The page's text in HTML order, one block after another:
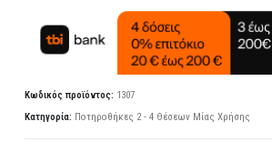
Κωδικός προϊόντος: 1307
Κατηγορία: Ποτηροθήκες 2 - 4 Θέσεων Μίας Χρήσης